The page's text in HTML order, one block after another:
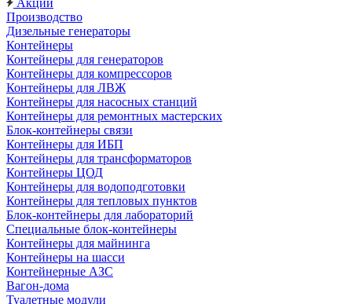
Акции
Производство
Дизельные генераторы
Контейнеры
Контейнеры для генераторов
Контейнеры для компрессоров
Контейнеры для ЛВЖ
Контейнеры для насосных станций
Контейнеры для ремонтных мастерских
Блок-контейнеры связи
Контейнеры для ИБП
Контейнеры для трансформаторов
Контейнеры ЦОД
Контейнеры для водоподготовки
Контейнеры для тепловых пунктов
Блок-контейнеры для лабораторий
Специальные блок-контейнеры
Контейнеры для майнинга
Контейнеры на шасси
Контейнерные АЗС
Вагон-дома
Туалетные модули